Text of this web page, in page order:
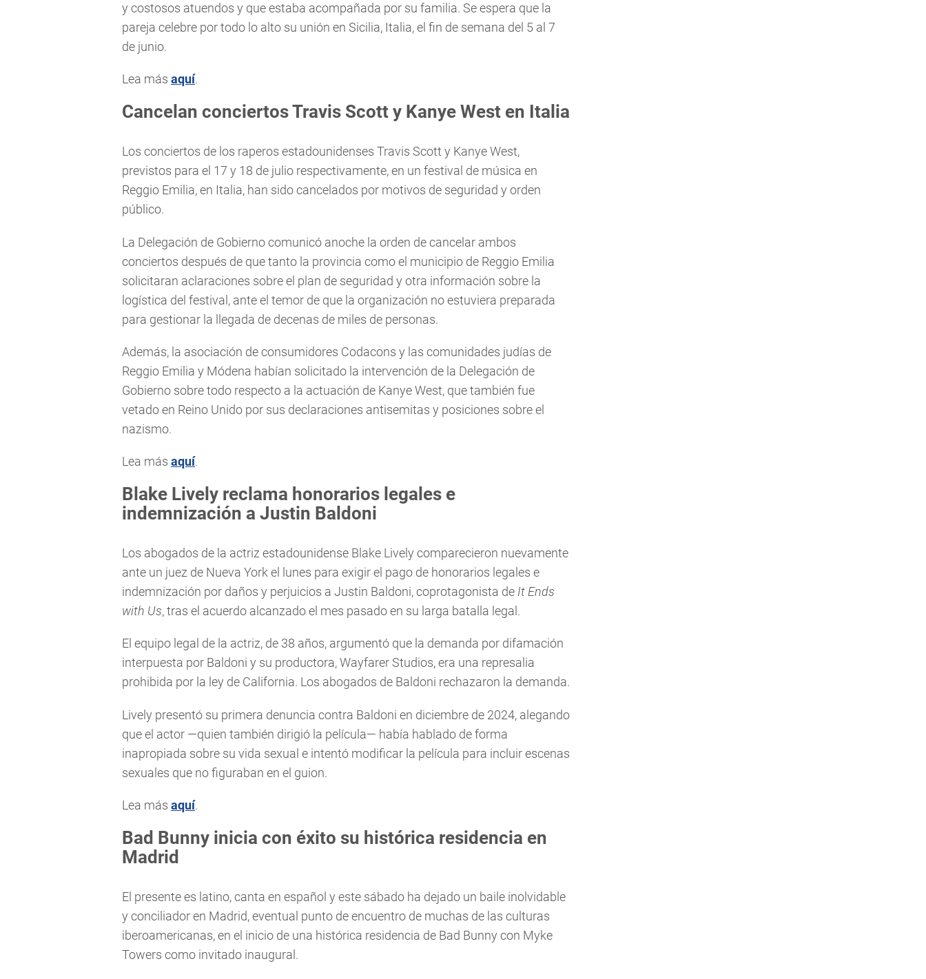
y costosos atuendos y que estaba acompañada por su familia. Se espera que la
pareja celebre por todo lo alto su unión en Sicilia, Italia, el fin de semana del 5 al 7
de junio.
Lea más aquí.
Cancelan conciertos Travis Scott y Kanye West en Italia
Los conciertos de los raperos estadounidenses Travis Scott y Kanye West,
previstos para el 17 y 18 de julio respectivamente, en un festival de música en
Reggio Emilia, en Italia, han sido cancelados por motivos de seguridad y orden
público.
La Delegación de Gobierno comunicó anoche la orden de cancelar ambos
conciertos después de que tanto la provincia como el municipio de Reggio Emilia
solicitaran aclaraciones sobre el plan de seguridad y otra información sobre la
logística del festival, ante el temor de que la organización no estuviera preparada
para gestionar la llegada de decenas de miles de personas.
Además, la asociación de consumidores Codacons y las comunidades judías de
Reggio Emilia y Módena habían solicitado la intervención de la Delegación de
Gobierno sobre todo respecto a la actuación de Kanye West, que también fue
vetado en Reino Unido por sus declaraciones antisemitas y posiciones sobre el
nazismo.
Lea más aquí.
Blake Lively reclama honorarios legales e
indemnización a Justin Baldoni
Los abogados de la actriz estadounidense Blake Lively comparecieron nuevamente
ante un juez de Nueva York el lunes para exigir el pago de honorarios legales e
indemnización por daños y perjuicios a Justin Baldoni, coprotagonista de It Ends
with Us, tras el acuerdo alcanzado el mes pasado en su larga batalla legal.
El equipo legal de la actriz, de 38 años, argumentó que la demanda por difamación
interpuesta por Baldoni y su productora, Wayfarer Studios, era una represalia
prohibida por la ley de California. Los abogados de Baldoni rechazaron la demanda.
Lively presentó su primera denuncia contra Baldoni en diciembre de 2024, alegando
que el actor —quien también dirigió la película— había hablado de forma
inapropiada sobre su vida sexual e intentó modificar la película para incluir escenas
sexuales que no figuraban en el guion.
Lea más aquí.
Bad Bunny inicia con éxito su histórica residencia en
Madrid
El presente es latino, canta en español y este sábado ha dejado un baile inolvidable
y conciliador en Madrid, eventual punto de encuentro de muchas de las culturas
iberoamericanas, en el inicio de una histórica residencia de Bad Bunny con Myke
Towers como invitado inaugural.